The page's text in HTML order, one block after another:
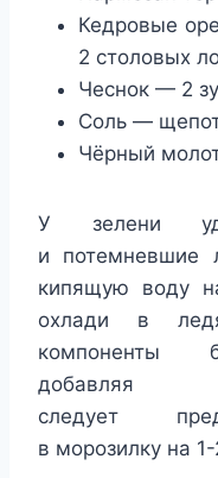
Кедровые
2 столовых
Чеснок — 2
Соль —
Чёрный
У зелени
и потемневшие
кипящую воду
охлади в
компоненты
добавляя
следует
в морозилку на